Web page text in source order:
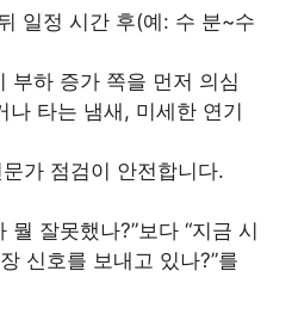
일정 시간 후(예: 수 분~수
하 증가 쪽을 먼저 의심
나 타는 냄새, 미세한 연기
가 점검이 안전합니다.
뭘 잘못했나?”보다 “지금 시
신호를 보내고 있나?”를